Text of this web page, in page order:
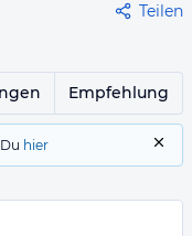
Teilen
Empfehlung
hier